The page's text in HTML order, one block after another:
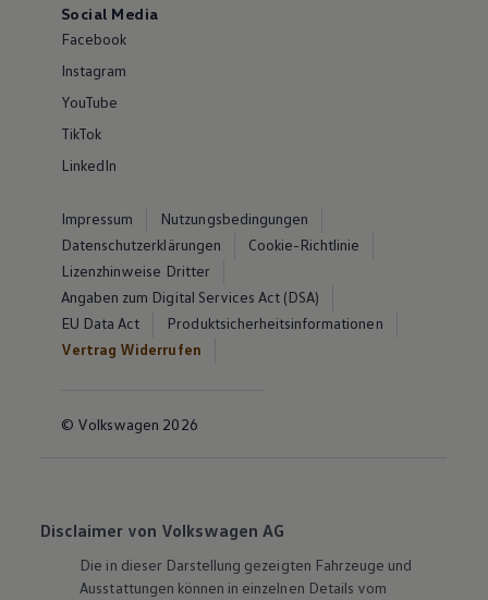
Social Media
Facebook
Instagram
YouTube
TikTok
LinkedIn
Impressum
Nutzungsbedingungen
Datenschutzerklärungen
Cookie-Richtlinie
Lizenzhinweise Dritter
Angaben zum Digital Services Act (DSA)
EU Data Act
Produktsicherheitsinformationen
Vertrag Widerrufen
© Volkswagen 2026
Disclaimer von Volkswagen AG
Die in dieser Darstellung gezeigten Fahrzeuge und
Ausstattungen können in einzelnen Details vom